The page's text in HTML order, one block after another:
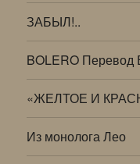
ЗАБЫЛ!..
BOLERO Перевод
«ЖЕЛТОЕ И
Из монолога Лео